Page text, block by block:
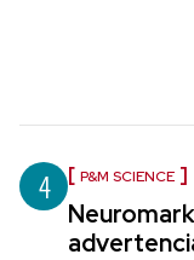
4 P&M SCIENCE